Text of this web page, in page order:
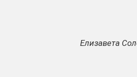
Елизавета